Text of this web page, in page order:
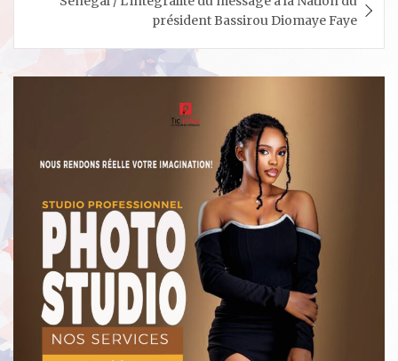
président Bassirou Diomaye Faye